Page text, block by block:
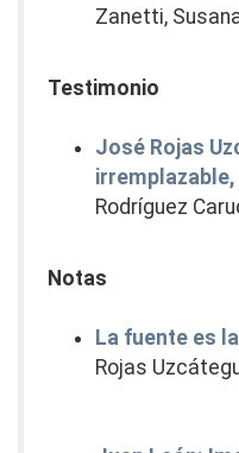
Zanetti,
Testimonio
José Rojas
Rodríguez
Notas
La fuente es
Rojas